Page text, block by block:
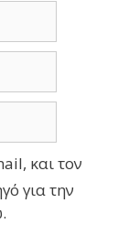
και τον
για την